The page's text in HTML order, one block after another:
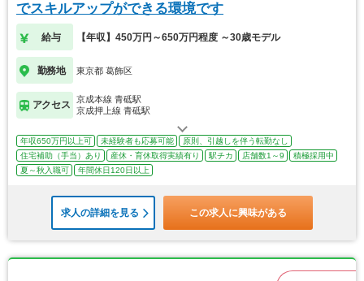
でスキルアップができる環境です
給与 【年収】450万円～650万円程度 ～30歳モデル
勤務地 東京都 葛飾区
アクセス
京成本線 青砥駅
京成押上線 青砥駅
年収650万円以上可 未経験者も応募可能
原則、引越しを伴う転勤なし
住宅補助（手当）あり
産休・育休取得実績有り 駅チカ 店舗数1～9
積極採用中
夏～秋入職可
年間休日120日以上
求人の詳細を見る この求人に興味がある